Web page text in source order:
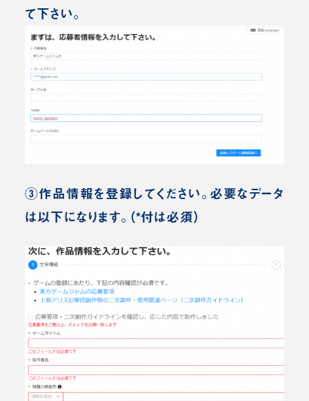
て下さい。
③作品情報を登録してください。必要なデータ
は以下になります。（*付は必須）